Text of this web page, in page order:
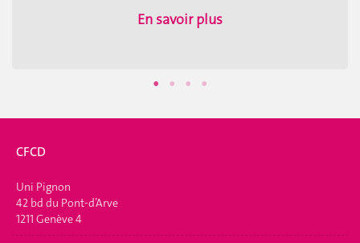
En savoir plus
CFCD
Uni Pignon
42 bd du Pont-d’Arve
1211 Genève 4